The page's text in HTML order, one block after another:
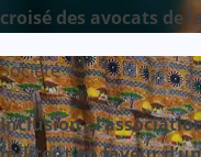
croisé des avocats de
Société
Inclusion :